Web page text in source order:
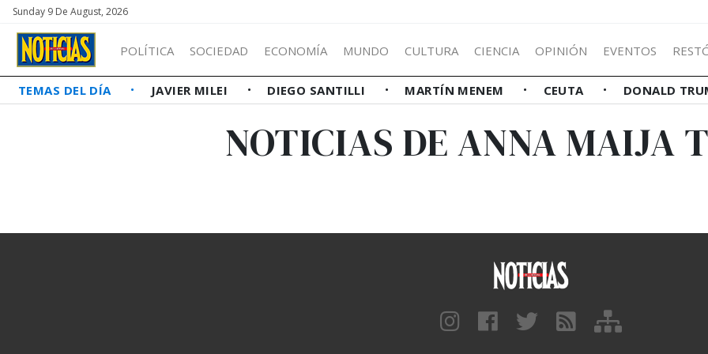
Sunday 9 De August, 2026
POLÍTICA SOCIEDAD ECONOMÍA MUNDO CULTURA CIENCIA OPINIÓN EVENTOS
TEMAS DEL DÍA JAVIER MILEI DIEGO SANTILLI MARTÍN MENEM CEUTA DONALD
NOTICIAS DE ANNA MAIJA